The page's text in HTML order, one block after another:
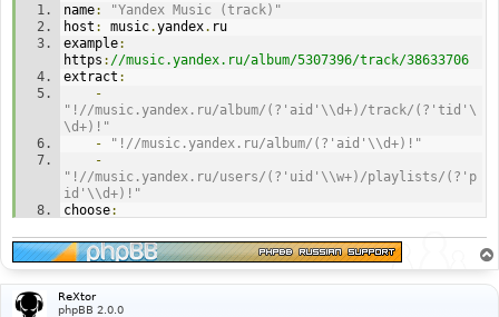
name:
"Yandex Music (track)"
host : music.yandex. ru
example:
https : //music.yandex.ru/album/5307396/track/38633706
extract :
-
"!//music.yandex.ru/album/(?'aid'\\d+)/track/(?'tid'\
\d+)!"
-
"!//music.yandex.ru/album/(?'aid'\\d+)!"
-
"!//music.yandex.ru/users/(?'uid'\\w+)/playlists/(?'p
id'\\d+)!"
choose:
        test
: '@tid'
        iframe
:
ReXtor
phpBB 2.0.0